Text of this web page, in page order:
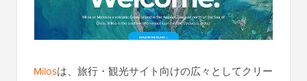
Milosは、旅行・観光サイト向けの広々としてクリー